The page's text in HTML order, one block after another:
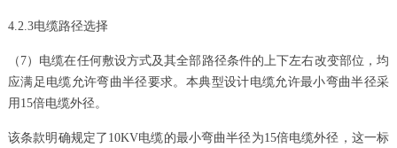
4.2.3电缆路径选择
（7）电缆在任何敷设方式及其全部路径条件的上下左右改变部位，均
应满足电缆允许弯曲半径要求。本典型设计电缆允许最小弯曲半径采
用15倍电缆外径。
该条款明确规定了10KV电缆的最小弯曲半径为15倍电缆外径，这一标